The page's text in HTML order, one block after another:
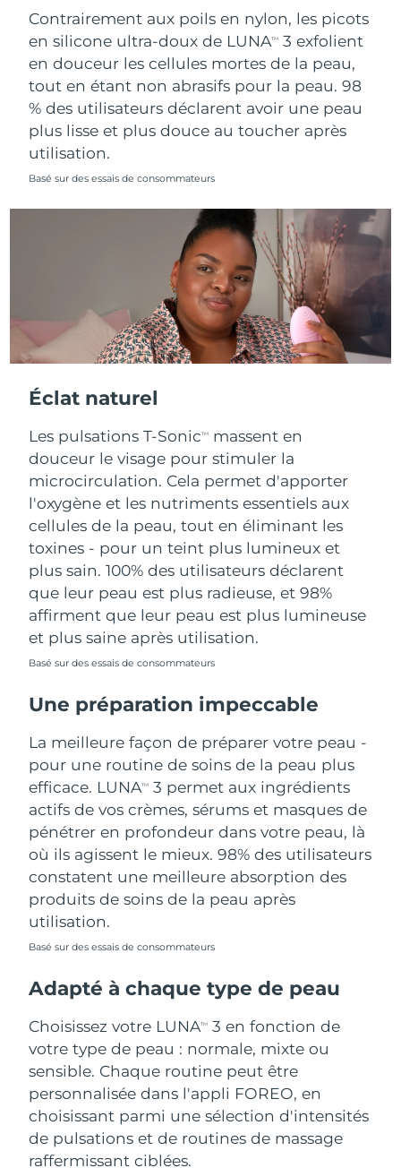
Contrairement aux poils en nylon, les picots
en silicone ultra-doux de LUNATM
3 exfolient
en douceur les cellules mortes de la peau,
tout en étant non abrasifs pour la peau. 98
% des utilisateurs déclarent avoir une peau
plus lisse et plus douce au toucher après
utilisation.
Basé sur des essais de consommateurs
Éclat naturel
Les pulsations T-SonicTM
massent en
douceur le visage pour stimuler la
microcirculation. Cela permet d'apporter
l'oxygène et les nutriments essentiels aux
cellules de la peau, tout en éliminant les
toxines - pour un teint plus lumineux et
plus sain. 100% des utilisateurs déclarent
que leur peau est plus radieuse, et 98%
affirment que leur peau est plus lumineuse
et plus saine après utilisation.
Basé sur des essais de consommateurs
Une préparation impeccable
La meilleure façon de préparer votre peau -
pour une routine de soins de la peau plus
efficace. LUNATM
3 permet aux ingrédients
actifs de vos crèmes, sérums et masques de
pénétrer en profondeur dans votre peau, là
où ils agissent le mieux. 98% des utilisateurs
constatent une meilleure absorption des
produits de soins de la peau après
utilisation.
Basé sur des essais de consommateurs
Adapté à chaque type de peau
Choisissez votre LUNATM
3 en fonction de
votre type de peau : normale, mixte ou
sensible. Chaque routine peut être
personnalisée dans l'appli FOREO, en
choisissant parmi une sélection d'intensités
de pulsations et de routines de massage
raffermissant ciblées.